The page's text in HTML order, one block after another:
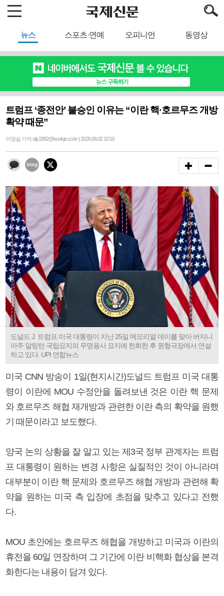
뉴스 스포츠·연예 오피니언 동영상
트럼프 ‘종전안’ 불승인 이유는 “이란 핵·호르무즈 개방
확약 때문”
이영실 기자 sily1982@kookje.co.kr | 2026.06.02 10:16
도널드 J. 트럼프 미국 대통령이 지난 25일 메모리얼 데이를 맞아 버지니
아주 알링턴 국립묘지의 무명용사 묘지에 헌화한 후 원형극장에서 연설
하고 있다. UPI 연합뉴스
미국 CNN 방송이 1일(현지시간)도널드 트럼프 미국 대통
령이 이란에 MOU 수정안을 돌려보낸 것은 이란 핵 문제
와 호르무즈 해협 재개방과 관련한 이란 측의 확약을 원했
기 때문이라고 보도했다.
양국 논의 상황을 잘 알고 있는 제3국 정부 관계자는 트럼
프 대통령이 원하는 변경 사항은 실질적인 것이 아니라며
대부분이 이란 핵 문제와 호르무즈 해협 개방과 관련해 확
약을 원하는 미국 측 입장에 초점을 맞추고 있다고 전했
다.
MOU 초안에는 호르무즈 해협을 개방하고 미국과 이란의
휴전을 60일 연장하며 그 기간에 이란 비핵화 협상을 본격
화한다는 내용이 담겨 있다.